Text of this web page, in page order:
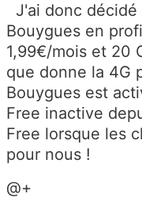
J'ai donc
Bouygues en
1,99€/mois et 20
que donne la 4G
Bouygues est
Free inactive
Free lorsque les
pour nous !
@+